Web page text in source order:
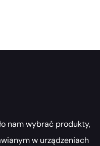
nam wybrać produkty,
w urządzeniach